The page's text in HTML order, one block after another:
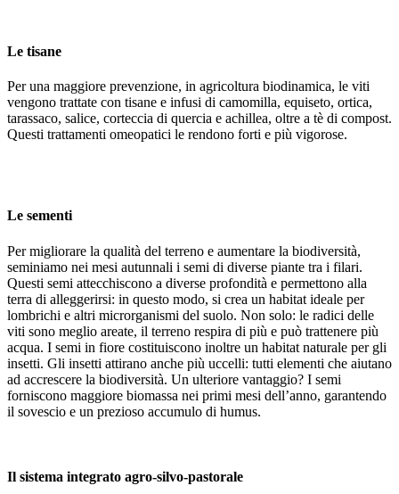
Le tisane
Per una maggiore prevenzione, in agricoltura biodinamica, le viti
vengono trattate con tisane e infusi di camomilla, equiseto, ortica,
tarassaco, salice, corteccia di quercia e achillea, oltre a tè di compost.
Questi trattamenti omeopatici le rendono forti e più vigorose.
Le sementi
Per migliorare la qualità del terreno e aumentare la biodiversità,
seminiamo nei mesi autunnali i semi di diverse piante tra i filari.
Questi semi attecchiscono a diverse profondità e permettono alla
terra di alleggerirsi: in questo modo, si crea un habitat ideale per
lombrichi e altri microrganismi del suolo. Non solo: le radici delle
viti sono meglio areate, il terreno respira di più e può trattenere più
acqua. I semi in fiore costituiscono inoltre un habitat naturale per gli
insetti. Gli insetti attirano anche più uccelli: tutti elementi che aiutano
ad accrescere la biodiversità. Un ulteriore vantaggio? I semi
forniscono maggiore biomassa nei primi mesi dell’anno, garantendo
il sovescio e un prezioso accumulo di humus.
Il sistema integrato agro-silvo-pastorale